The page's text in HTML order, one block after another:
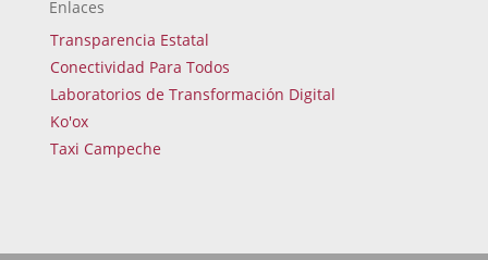
Enlaces
Transparencia Estatal
Conectividad Para Todos
Laboratorios de Transformación Digital
Ko'ox
Taxi Campeche